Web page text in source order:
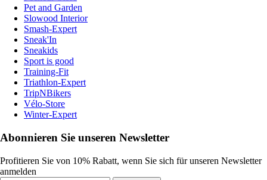
Pet and Garden
Slowood Interior
Smash-Expert
Sneak'In
Sneakids
Sport is good
Training-Fit
Triathlon-Expert
TripNBikers
Vélo-Store
Winter-Expert
Abonnieren Sie unseren Newsletter
Profitieren Sie von 10% Rabatt, wenn Sie sich für unseren Newsletter
anmelden